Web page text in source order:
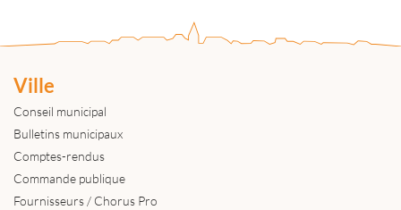
Ville
Conseil municipal
Bulletins municipaux
Comptes-rendus
Commande publique
Fournisseurs / Chorus Pro